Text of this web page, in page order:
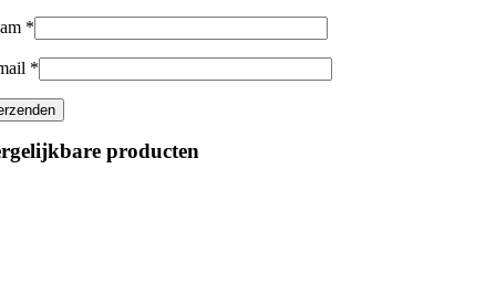
*
*
producten